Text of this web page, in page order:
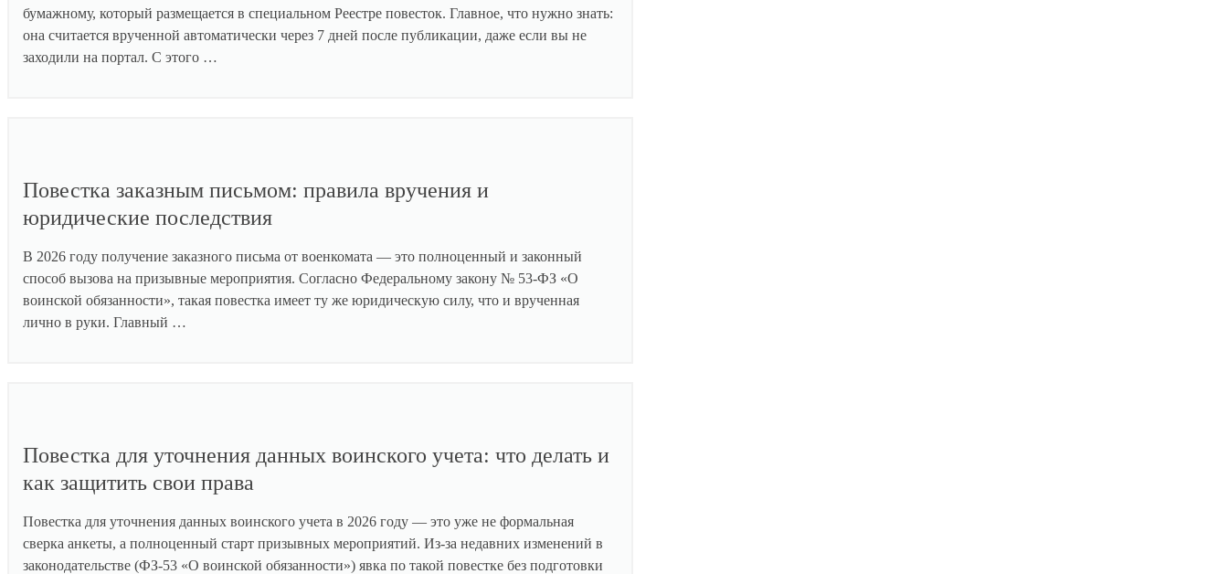
бумажному, который размещается в специальном Реестре повесток. Главное, что нужно знать:
она считается врученной автоматически через 7 дней после публикации, даже если вы не
заходили на портал. С этого …
Повестка заказным письмом: правила вручения и
юридические последствия
В 2026 году получение заказного письма от военкомата — это полноценный и законный
способ вызова на призывные мероприятия. Согласно Федеральному закону № 53-ФЗ «О
воинской обязанности», такая повестка имеет ту же юридическую силу, что и врученная
лично в руки. Главный …
Повестка для уточнения данных воинского учета: что делать и
как защитить свои права
Повестка для уточнения данных воинского учета в 2026 году — это уже не формальная
сверка анкеты, а полноценный старт призывных мероприятий. Из-за недавних изменений в
законодательстве (ФЗ-53 «О воинской обязанности») явка по такой повестке без подготовки